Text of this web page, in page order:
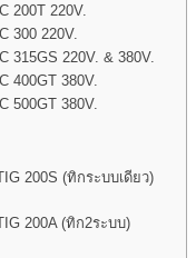
200T 220V.
300 220V.
315GS 220V. & 380V.
400GT 380V.
500GT 380V.
200S (ทิกระบบเดียว)
200A (ทิก2ระบบ)